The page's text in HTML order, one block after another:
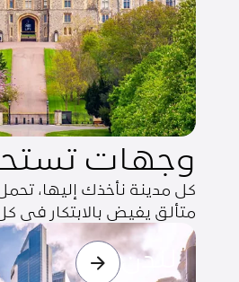
وجهات
كل مدينة نأخذك إليها،
متألق يفيض بالابتكار في
لندن
لندن